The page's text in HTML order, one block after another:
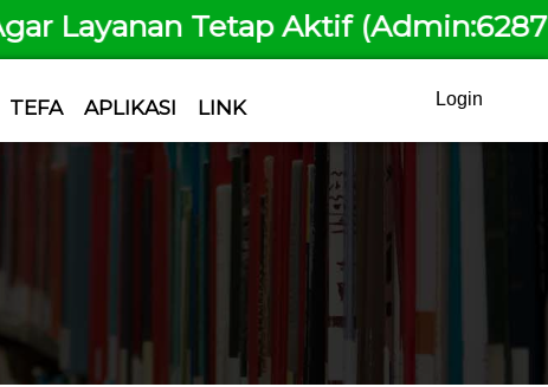
Tetap Aktif
TEFA APLIKASI LINK Login